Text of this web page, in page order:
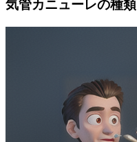
気管カニューレの種類